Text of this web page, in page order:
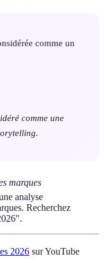
comme un
comme une
marques
analyse
Recherchez
2026 sur YouTube